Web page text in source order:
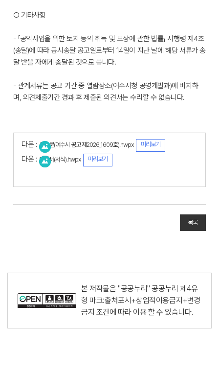
○ 기타사항
- 「공익사업을 위한 토지 등의 취득 및 보상에 관한 법률」 시행령 제4조
(송달)에 따라 공시송달 공고일로부터 14일이 지난 날에 해당 서류가 송
달 받을 자에게 송달된 것으로 봅니다.
- 관계서류는 공고 기간 중 열람장소(여수시청 공영개발과)에 비치하
며, 의견제출기간 경과 후 제출된 의견서는 수리할 수 없습니다.
다운 : 공고문(여수시 공고 제2026_1609호).hwpx 미리보기
다운 : 의견서(서식).hwpx 미리보기
목록
본 저작물은 "공공누리"공공누리 제4유
형 마크:출처표시+상업적이용금지+변경
금지 조건에 따라 이용 할 수 있습니다.